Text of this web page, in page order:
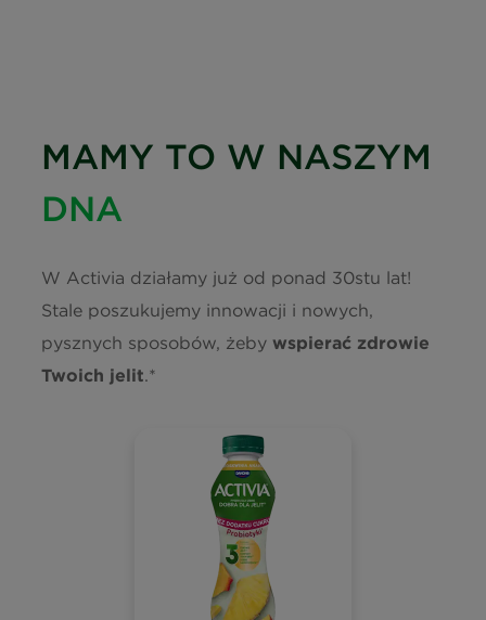
MAMY TO W NASZYM
DNA
W Activia działamy już od ponad 30stu lat!
Stale poszukujemy innowacji i nowych,
pysznych sposobów, żeby wspierać zdrowie
Twoich jelit.*